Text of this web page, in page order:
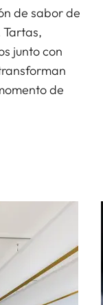
de sabor de
junto con
de